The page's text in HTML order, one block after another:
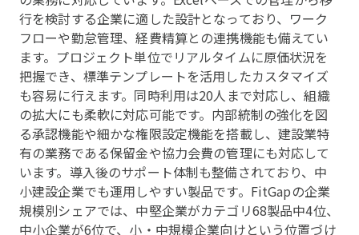
行を検討する企業に適した設計となっており、ワーク
フローや勤怠管理、経費精算との連携機能も備えてい
ます。プロジェクト単位でリアルタイムに原価状況を
把握でき、標準テンプレートを活用したカスタマイズ
も容易に行えます。同時利用は20人まで対応し、組織
の拡大にも柔軟に対応可能です。内部統制の強化を図
る承認機能や細かな権限設定機能を搭載し、建設業特
有の業務である保留金や協力会費の管理にも対応して
います。導入後のサポート体制も整備されており、中
小建設企業でも運用しやすい製品です。FitGapの企業
規模別シェアでは、中堅企業がカテゴリ68製品中4位、
中小企業が6位で、小・中規模企業向けという位置づけ